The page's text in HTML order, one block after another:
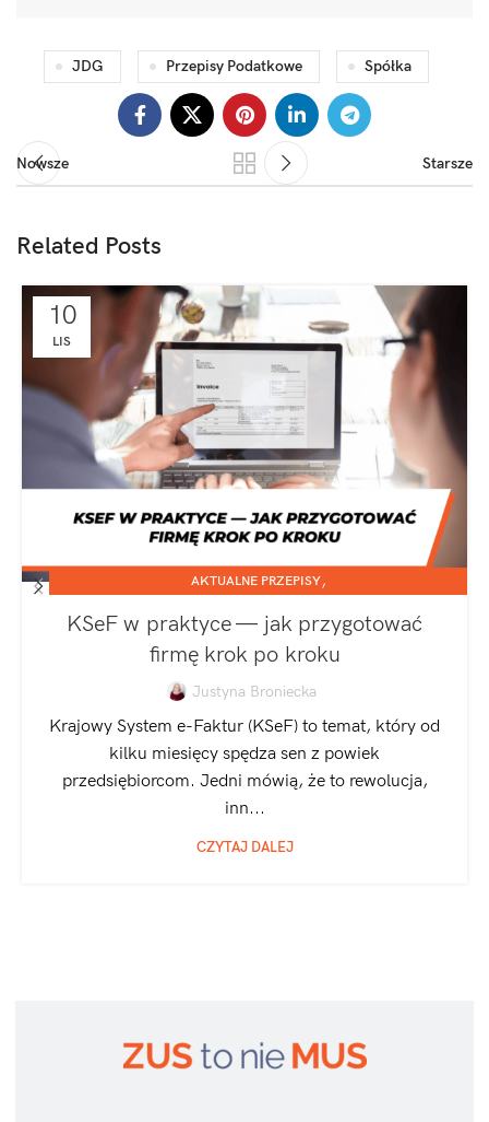
JDG Przepisy Podatkowe Spółka
Nowsze Starsze
Related Posts
10
LIS
AKTUALNE PRZEPISY,
SPÓŁKA Z O.O.
KSeF w praktyce — jak przygotować
firmę krok po kroku
Justyna Broniecka
Krajowy System e-Faktur (KSeF) to temat, który od
kilku miesięcy spędza sen z powiek
przedsiębiorcom. Jedni mówią, że to rewolucja,
inn...
CZYTAJ DALEJ